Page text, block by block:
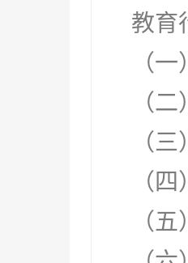
教育
（
（
（
（
（